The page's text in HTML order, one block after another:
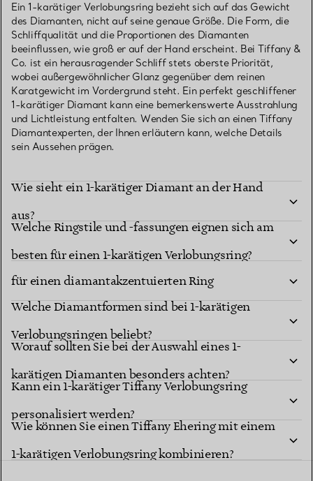
Ein 1-karätiger Verlobungsring bezieht sich auf das Gewicht
des Diamanten, nicht auf seine genaue Größe. Die Form, die
Schliffqualität und die Proportionen des Diamanten
beeinflussen, wie groß er auf der Hand erscheint. Bei Tiffany &
Co. ist ein herausragender Schliff stets oberste Priorität,
wobei außergewöhnlicher Glanz gegenüber dem reinen
Karatgewicht im Vordergrund steht. Ein perfekt geschliffener
1-karätiger Diamant kann eine bemerkenswerte Ausstrahlung
und Lichtleistung entfalten. Wenden Sie sich an einen Tiffany
Diamantexperten, der Ihnen erläutern kann, welche Details
sein Aussehen prägen.
Wie sieht ein 1-karätiger Diamant an der Hand
aus?
Welche Ringstile und -fassungen eignen sich am
besten für einen 1-karätigen Verlobungsring?
Sollten Sie sich für einen 1-karätigen Solitär oder
für einen diamantakzentuierten Ring
entscheiden?
Welche Diamantformen sind bei 1-karätigen
Verlobungsringen beliebt?
Worauf sollten Sie bei der Auswahl eines 1-
karätigen Diamanten besonders achten?
Kann ein 1-karätiger Tiffany Verlobungsring
personalisiert werden?
Wie können Sie einen Tiffany Ehering mit einem
1-karätigen Verlobungsring kombinieren?